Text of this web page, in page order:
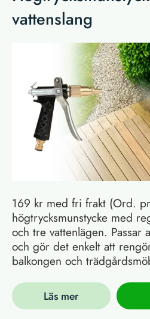
vattenslang
169 kr med fri frakt (Ord.
högtrycksmunstycke med
och tre vattenlägen. Passar
och gör det enkelt att
balkongen och
Läs mer